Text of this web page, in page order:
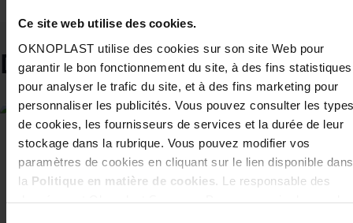
Ce site web utilise des cookies.
OKNOPLAST utilise des cookies sur son site Web pour
garantir le bon fonctionnement du site, à des fins statistiques
pour analyser le trafic du site, et à des fins marketing pour
personnaliser les publicités. Vous pouvez consulter les
de cookies, les fournisseurs de services et la durée de leur
stockage dans la rubrique. Vous pouvez modifier vos
paramètres de cookies en cliquant sur le lien disponible dans
la Politique en matière de cookies . Le responsable des
Découvrir :